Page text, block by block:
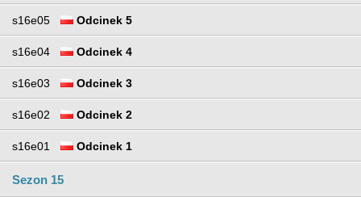
s16e05 Odcinek 5
s16e04 Odcinek 4
s16e03 Odcinek 3
s16e02 Odcinek 2
s16e01 Odcinek 1
Sezon 15